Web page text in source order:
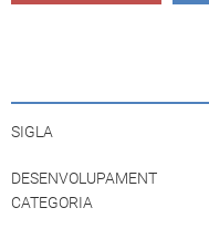
SIGLA
DESENVOLUPAMENT
CATEGORIA